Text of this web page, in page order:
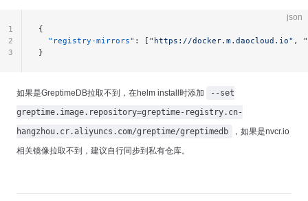
json
{
  "registry-mirrors"
: [ "https://docker.m.daocloud.io" ,
}
1
2
3
如果是GreptimeDB拉取不到，在helm install时添加
--set
greptime.image.repository=greptime-registry.cn-
hangzhou.cr.aliyuncs.com/greptime/greptimedb
，如果是nvcr.io
相关镜像拉取不到，建议自行同步到私有仓库。